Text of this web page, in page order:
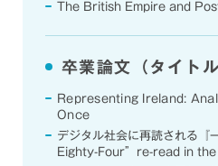
The British Empire and
卒業論文（タイト
Representing Ireland:
Once
デジタル社会に再読される
Eighty-Four” re-read in